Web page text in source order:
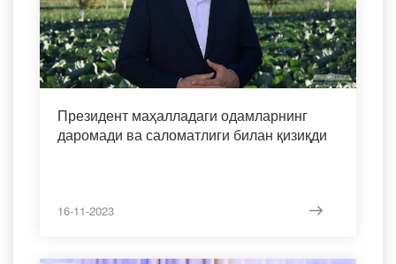
Президент маҳалладаги одамларнинг
даромади ва саломатлиги билан қизиқди
16-11-2023